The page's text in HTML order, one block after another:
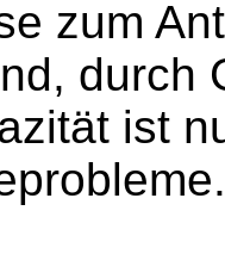
zum
durch
ist